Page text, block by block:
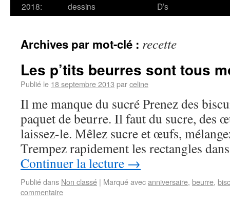
2018:
dessins
D’s
Archives par mot-clé : recette
Les p’tits beurres sont tous
Publié le 18 septembre 2013 parceline
Il me manque du sucré Prenez des
paquet de beurre. Il faut du sucre, des
laissez-le. Mêlez sucre et œufs,
Trempez rapidement les rectangles
Continuer la lecture →
Publié dans Non classé | Marqué avecanniversaire, beurre,
commentaire